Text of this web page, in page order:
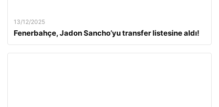
13/12/2025
Fenerbahçe, Jadon Sancho’yu transfer listesine aldı!